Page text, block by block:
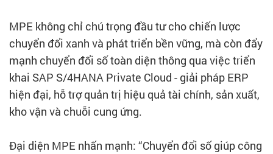
MPE không chỉ chú trọng đầu tư cho chiến lược
chuyển đổi xanh và phát triển bền vững, mà còn đẩy
mạnh chuyển đổi số toàn diện thông qua việc triển
khai SAP S/4HANA Private Cloud - giải pháp ERP
hiện đại, hỗ trợ quản trị hiệu quả tài chính, sản xuất,
kho vận và chuỗi cung ứng.
Đại diện MPE nhấn mạnh: “Chuyển đổi số giúp công